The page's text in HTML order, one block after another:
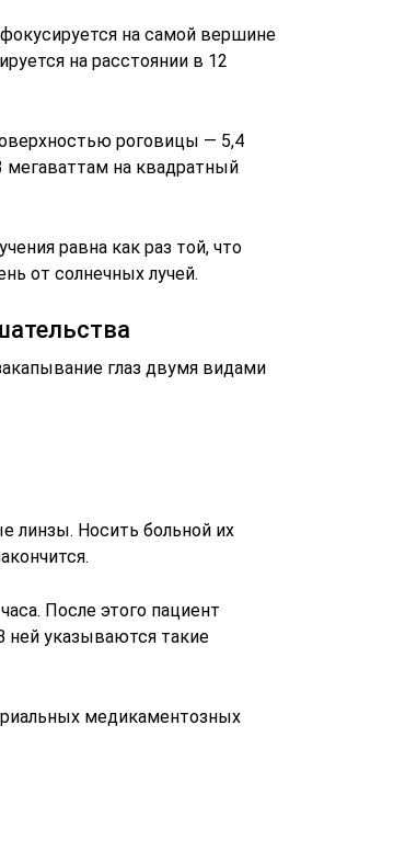
на самой вершине
на расстоянии в 12
роговицы — 5,4
мегаваттам на квадратный
равна как раз той, что
от солнечных лучей.
глаз двумя видами
линзы. Носить больной их
После этого пациент
ней указываются такие
медикаментозных